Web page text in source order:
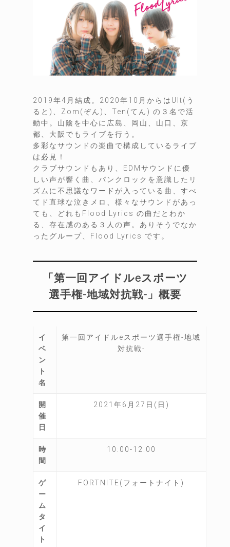
2019年4月結成。2020年10月からはUlt(う
ると)、Zom(ぞん)、Ten(てん) の３名で活
動中。山陰を中心に広島、岡山、山口、京
都、大阪でもライブを行う。
多彩なサウンドの楽曲で構成しているライブ
は必見！
クラブサウンドもあり、EDMサウンドに優
しい声が響く曲、パンクロックを意識したリ
ズムに不思議なワードが入っている曲、すべ
てド直球な泣きメロ、様々なサウンドがあっ
ても、どれもFlood Lyrics の曲だとわか
る、存在感のある３人の声。ありそうでなか
ったグループ、Flood Lyrics です。
「第一回アイドルeスポーツ
選手権-地域対抗戦-」概要
イ
ベ
ン
ト
名
第一回アイドルeスポーツ選手権-地域
対抗戦-
開
催
日
2021年6月27日(日)
時
間
10:00-12:00
ゲ
ー
ム
タ
イ
ト
FORTNITE(フォートナイト)